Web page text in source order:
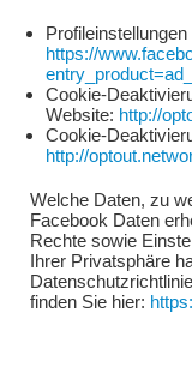
https://
Cookie-
Website: http://
Cookie-
http://
Welche Daten, zu
Facebook Daten
Rechte sowie
Ihrer Privatsphäre
finden Sie hier: